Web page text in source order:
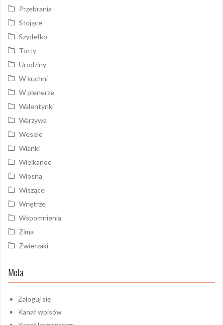
Przebrania
Stojące
Szydełko
Torty
Urodziny
W kuchni
W plenerze
Walentynki
Warzywa
Wesele
Wianki
Wielkanoc
Wiosna
Wiszące
Wnętrze
Wspomnienia
Zima
Zwierzaki
Meta
Zaloguj się
Kanał wpisów